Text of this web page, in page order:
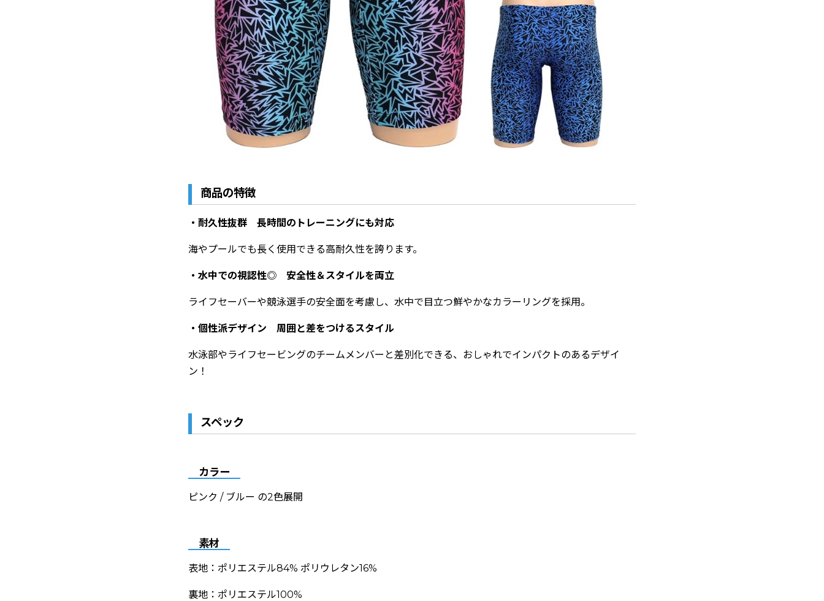
商品の特徴
・耐久性抜群 長時間のトレーニングにも対応
海やプールでも長く使用できる高耐久性を誇ります。
・水中での視認性◎ 安全性＆スタイルを両立
ライフセーバーや競泳選手の安全面を考慮し、水中で目立つ鮮やかなカラーリングを採用。
・個性派デザイン 周囲と差をつけるスタイル
水泳部やライフセービングのチームメンバーと差別化できる、おしゃれでインパクトのあるデザイ
ン！
スペック
カラー
ピンク / ブルー の2色展開
素材
表地：ポリエステル84% ポリウレタン16%
裏地：ポリエステル100%